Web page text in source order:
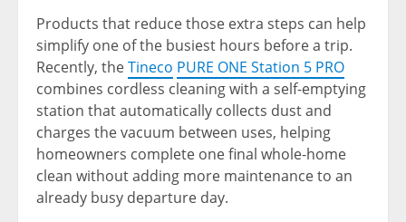
Products that reduce those extra steps can help
simplify one of the busiest hours before a trip.
Recently, theTineco PURE ONE Station 5 PRO
combines cordless cleaning with a self-emptying
station that automatically collects dust and
charges the vacuum between uses, helping
homeowners complete one final whole-home
clean without adding more maintenance to an
already busy departure day.